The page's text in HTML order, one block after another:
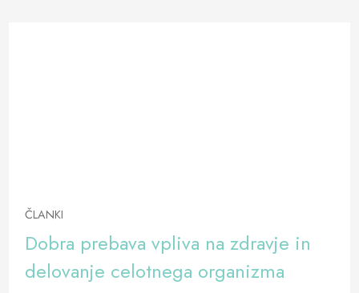
ČLANKI
Dobra prebava vpliva na zdravje in
delovanje celotnega organizma